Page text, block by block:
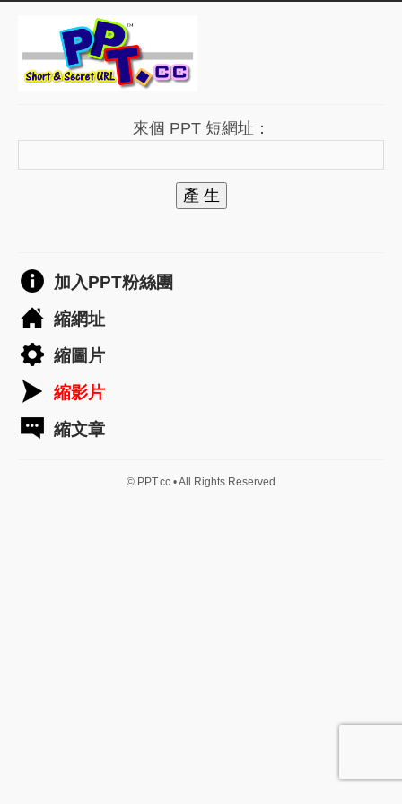
來個 PPT 短網址：
產 生
加入PPT粉絲團
縮網址
縮圖片
縮影片
縮文章
© PPT.cc • All Rights Reserved